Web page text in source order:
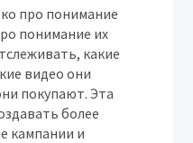
про понимание
понимание их
какие
видео они
покупают. Эта
более
кампании и